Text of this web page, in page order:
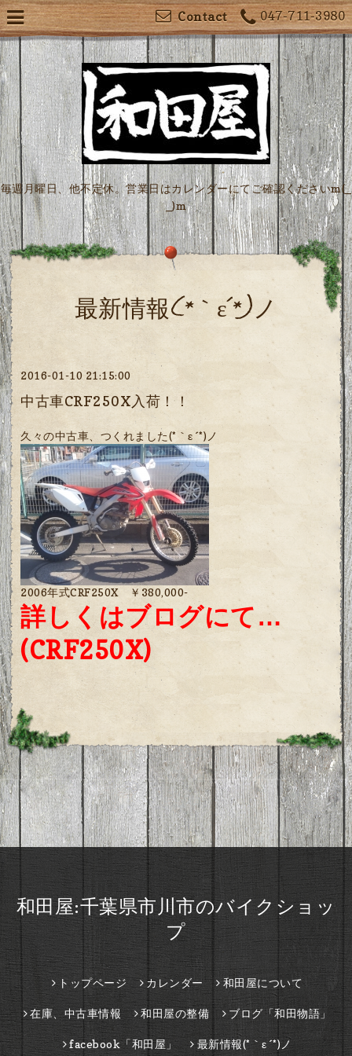
047-711-3980
Contact
毎週月曜日、他不定休。営業日はカレンダーにてご確認くださいm(_
_)m
最新情報(*｀ε´*)ノ
2016-01-10 21:15:00
中古車CRF250X入荷！！
久々の中古車、つくれました(*｀ε´*)ノ
2006年式CRF250X ￥380,000-
詳しくはブログにて…
(CRF250X)
和田屋:千葉県市川市のバイクショッ
プ
トップページ カレンダー 和田屋について
在庫、中古車情報 和田屋の整備 ブログ「和田物語」
facebook「和田屋」 最新情報(*｀ε´*)ノ